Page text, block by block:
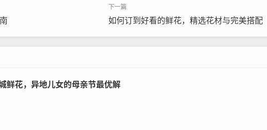
件人姓名（需实名）、手机号（含区号）、省份、城市、区县、详细街
如何订到好看的鲜花，精选花材与完美搭配
鲜花，异地儿女的母亲节最优解